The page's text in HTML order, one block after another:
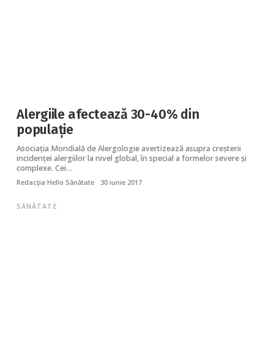
Alergiile afectează 30-40% din
populație
Asociația Mondială de Alergologie avertizează asupra creşterii
incidenței alergiilor la nivel global, în special a formelor severe şi
complexe. Cei…
Redacția Hello Sănătate 30 iunie 2017
SĂNĂTATE